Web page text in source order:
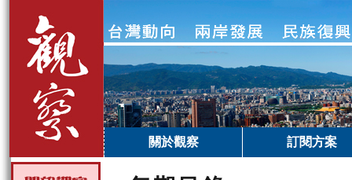
關於觀察 訂閱方案